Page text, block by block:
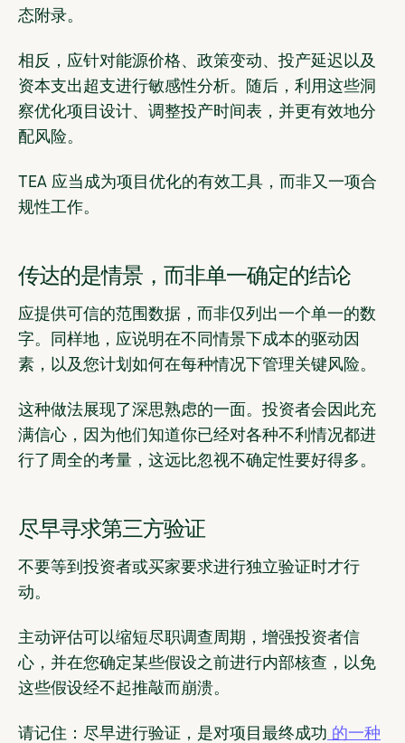
态附录。
相反，应针对能源价格、政策变动、投产延迟以及
资本支出超支进行敏感性分析。随后，利用这些洞
察优化项目设计、调整投产时间表，并更有效地分
配风险。
TEA 应当成为项目优化的有效工具，而非又一项合
规性工作。
传达的是情景，而非单一确定的结论
应提供可信的范围数据，而非仅列出一个单一的数
字。同样地，应说明在不同情景下成本的驱动因
素，以及您计划如何在每种情况下管理关键风险。
这种做法展现了深思熟虑的一面。投资者会因此充
满信心，因为他们知道你已经对各种不利情况都进
行了周全的考量，这远比忽视不确定性要好得多。
尽早寻求第三方验证
不要等到投资者或买家要求进行独立验证时才行
动。
主动评估可以缩短尽职调查周期，增强投资者信
心，并在您确定某些假设之前进行内部核查，以免
这些假设经不起推敲而崩溃。
请记住：尽早进行验证，是对项目最终成功 的一种